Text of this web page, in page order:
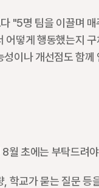
"5명 팀을 이끌며 매
어떻게 행동했는지 구
이나 개선점도 함께
월 초에는 부탁드려
학교가 묻는 질문 등